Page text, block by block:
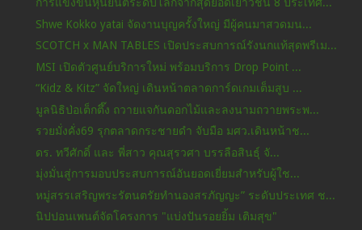
การแข่งขันหุ่นยนต์ระดับโลกจากสุดยอดเยาวชน 8 ประเทศ...
Shwe Kokko yatai จัดงานบุญครั้งใหญ่ มีผู้คนมาสวดมน...
SCOTCH x MAN TABLES เปิดประสบการณ์รังนกแท้สุดพรีเม...
MSI เปิดตัวศูนย์บริการใหม่ พร้อมบริการ Drop Point ...
“Kidz & Kitz” จัดใหญ่ เดินหน้าตลาดการ์ดเกมเต็มสูบ ...
มูลนิธิป่อเต็กตึ๊ง ถวายแจกันดอกไม้และลงนามถวายพระพ...
รวยมั่งคั่ง69 รุกตลาดกระชายดำ จับมือ มศว.เดินหน้าช...
ดร. ทวีศักดิ์ และ พี่สาว คุณสุรวศา บรรลือสินธุ์ จั...
มุ่งมั่นสู่การมอบประสบการณ์อันยอดเยี่ยมสำหรับผู้ใช...
หมู่สรรเสริญพระรัตนตรัยทำนองสรภัญญะ” ระดับประเทศ ช...
นิปปอนเพนต์จัดโครงการ "แบ่งปันรอยยิ้ม เติมสุข"